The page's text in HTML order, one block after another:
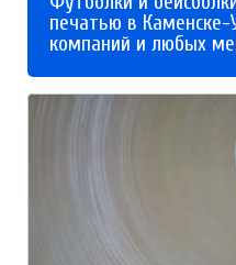
печатью в Каменске-
компаний и любых